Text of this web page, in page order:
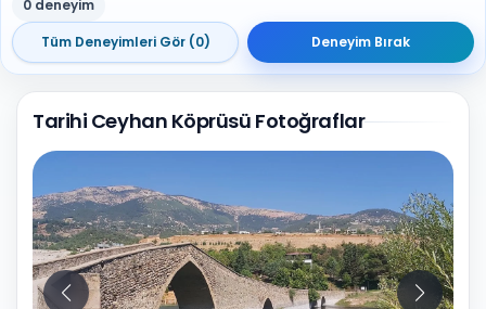
0 deneyim
Tüm Deneyimleri Gör (0)
Deneyim Bırak
Tarihi Ceyhan Köprüsü Fotoğraflar